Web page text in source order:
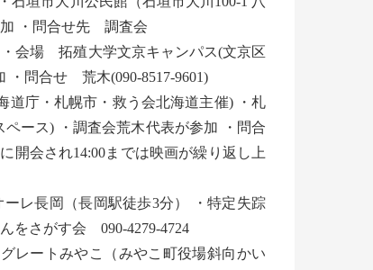
加 ・問合せ先 調査会
会場 拓殖大学文京キャンパス(文京区
・問合せ 荒木(090-8517-9601)
道庁・札幌市・救う会北海道主催) ・札
ース) ・調査会荒木代表が参加 ・問合
開会され14:00までは映画が繰り返し上
レ長岡（長岡駅徒歩3分） ・特定失踪
をさがす会 090-4279-4724
レートみやこ（みやこ町役場斜向かい